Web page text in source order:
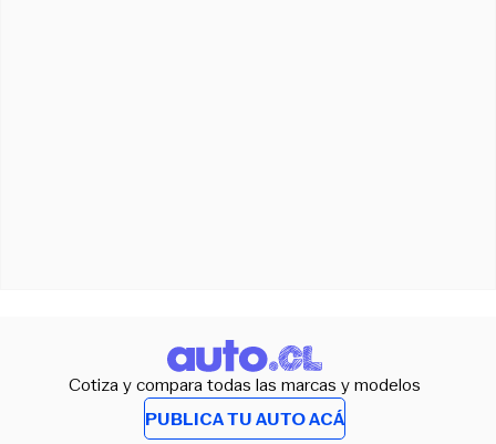
Cotiza y compara todas las marcas y modelos
PUBLICA TU AUTO ACÁ